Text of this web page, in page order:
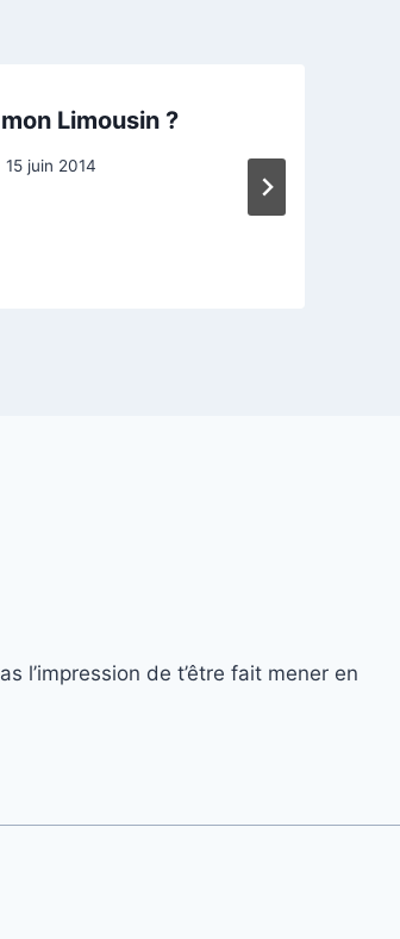
Limousin ?
15 juin 2014
l’impression de t’être fait mener en